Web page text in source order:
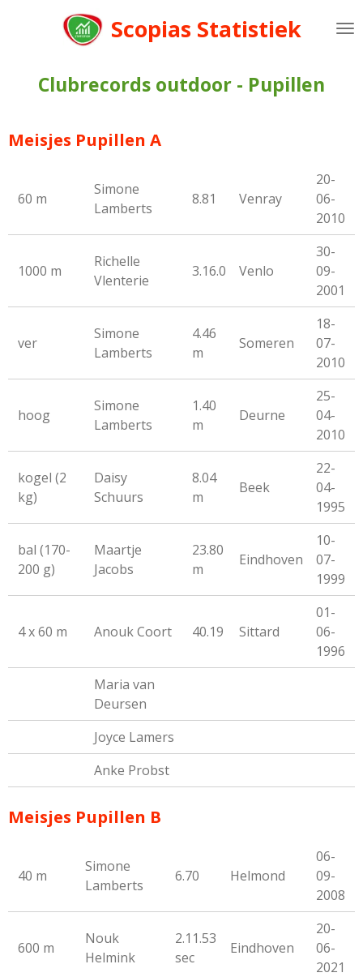
hoofdinhoud
Scopias Statistiek
Clubrecords outdoor - Pupillen
Meisjes Pupillen A
60 m
Simone
Lamberts
8.81 Venray
20-
06-
2010
1000 m
Richelle
Vlenterie
3.16.0 Venlo
30-
09-
2001
ver
Simone
Lamberts
4.46
m
Someren
18-
07-
2010
hoog
Simone
Lamberts
1.40
m
Deurne
25-
04-
2010
kogel (2
kg)
Daisy
Schuurs
8.04
m
Beek
22-
04-
1995
bal (170-
200 g)
Maartje
Jacobs
23.80
m
Eindhoven
10-
07-
1999
4 x 60 m Anouk Coort 40.19 Sittard
01-
06-
1996
Maria van
Deursen
Joyce Lamers
Anke Probst
Meisjes Pupillen B
40 m
Simone
Lamberts
6.70 Helmond
06-
09-
2008
600 m
Nouk
Helmink
2.11.53
sec
Eindhoven
20-
06-
2021